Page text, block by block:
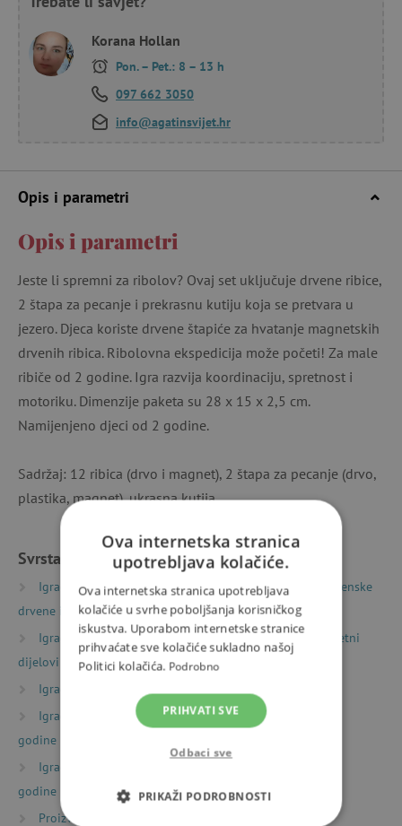
Korana Hollan
Pon. – Pet.: 8 – 13 h
097 662 3050
info@agatinsvijet.hr
Opis i parametri
Opis i parametri
Jeste li spremni za ribolov? Ovaj set uključuje drvene ribice,
2 štapa za pecanje i prekrasnu kutiju koja se pretvara u
jezero. Djeca koriste drvene štapiće za hvatanje magnetskih
drvenih ribica. Ribolovna ekspedicija može početi! Za male
ribiče od 2 godine. Igra razvija koordinaciju, spretnost i
motoriku. Dimenzije paketa su 28 x 15 x 2,5 cm.
Namijenjeno djeci od 2 godine.
Sadržaj: 12 ribica (drvo i magnet), 2 štapa za pecanje (drvo,
plastika, magnet), ukrasna kutija.
Svrstano u kategorije
Igračke prema vrsti Drvene igračke
Višenamjenske
drvene igre i igračke
Igračke prema vrsti
Magnetne igračke
Magnetni
dijelovi i ploče
Igračke prema vrsti
Igračke prema starosti
Igre i igračke za djecu od 2
godine
Igračke prema starosti
godine
Proizvođači
Ova internetska stranica
upotrebljava kolačiće.
Ova internetska stranica upotrebljava
kolačiće u svrhe poboljšanja korisničkog
iskustva. Uporabom internetske stranice
prihvaćate sve kolačiće sukladno našoj
Politici kolačića. Podrobno
PRIHVATI SVE
Odbaci sve
PRIKAŽI PODROBNOSTI